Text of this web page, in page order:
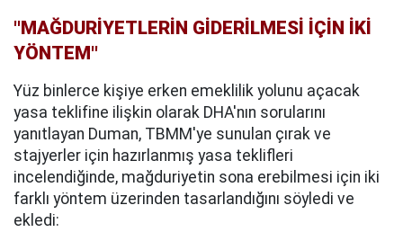
''MAĞDURİYETLERİN GİDERİLMESİ İÇİN İKİ
YÖNTEM''
Yüz binlerce kişiye erken emeklilik yolunu açacak
yasa teklifine ilişkin olarak DHA'nın sorularını
yanıtlayan Duman, TBMM'ye sunulan çırak ve
stajyerler için hazırlanmış yasa teklifleri
incelendiğinde, mağduriyetin sona erebilmesi için iki
farklı yöntem üzerinden tasarlandığını söyledi ve
ekledi: